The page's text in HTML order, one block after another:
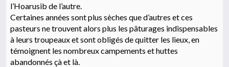
l’Hoarusib de l’autre.
Certaines années sont plus sèches que d’autres et ces
pasteurs ne trouvent alors plus les pâturages indispensables
à leurs troupeaux et sont obligés de quitter les lieux, en
témoignent les nombreux campements et huttes
abandonnés çà et là.